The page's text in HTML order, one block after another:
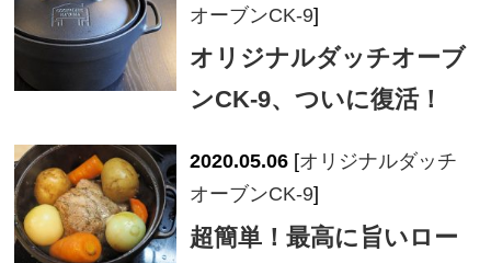
オーブンCK-9]
オリジナルダッチオーブ
ンCK-9、ついに復活！
2020.05.06 [オリジナルダッチ
オーブンCK-9]
超簡単！最高に旨いロー